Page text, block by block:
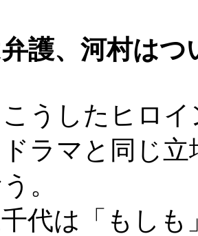
護、河村はつ
うしたヒロ
ドラマと同じ
。
代は「もし